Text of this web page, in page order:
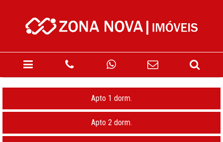
Apto 1 dorm.
Apto 2 dorm.